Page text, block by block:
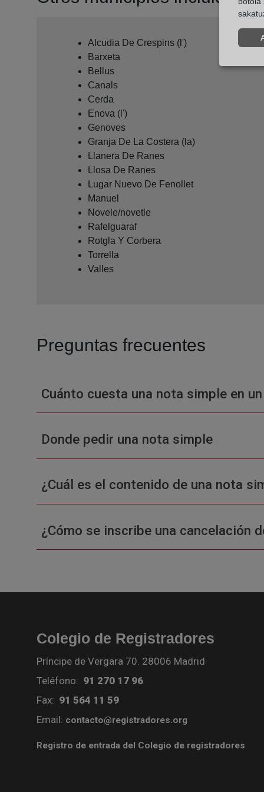
Alcudia De Crespins (l')
Barxeta
Bellus
Canals
Cerda
Enova (l')
Genoves
Granja De La Costera (la)
Llanera De Ranes
Llosa De Ranes
Lugar Nuevo De Fenollet
Manuel
Novele/novetle
Rafelguaraf
Rotgla Y Corbera
Torrella
Valles
Preguntas frecuentes
Cuánto cuesta una nota simple en
Donde pedir una nota simple
¿Cuál es el contenido de una nota
¿Cómo se inscribe una cancelación
Colegio de Registradores
Príncipe de Vergara 70. 28006 Madrid
Teléfono: 91 270 17 96
Fax: 91 564 11 59
Email: contacto@registradores.org
Registro de entrada del Colegio de registradores